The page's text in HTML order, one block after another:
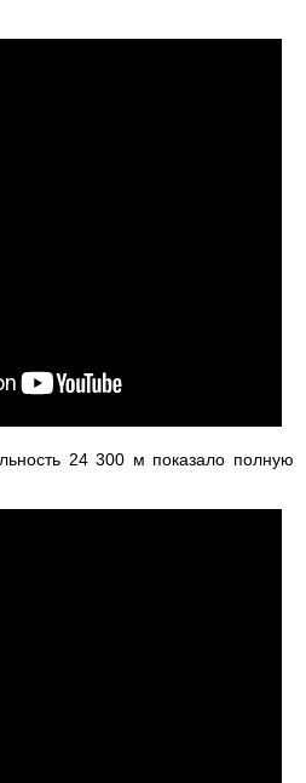
24 300 м показало полную